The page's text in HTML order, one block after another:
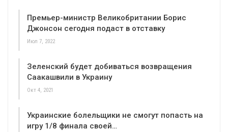
Премьер-министр Великобритании Борис
Джонсон сегодня подаст в отставку
Июл 7, 2022
Зеленский будет добиваться возвращения
Саакашвили в Украину
Окт 4, 2021
Украинские болельщики не смогут попасть на
игру 1/8 финала своей…